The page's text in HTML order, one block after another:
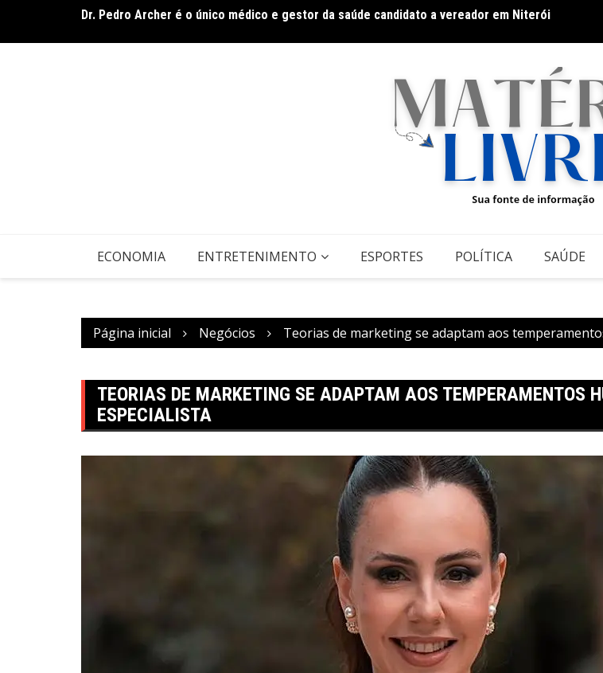
o
Dr. Pedro Archer é o único médico e gestor da saúde candidato a vereador em Niterói
ECONOMIA ENTRETENIMENTO ESPORTES POLÍTICA SAÚDE
Página inicial Negócios Teorias de marketing se adaptam aos
TEORIAS DE MARKETING SE ADAPTAM AOS TEMPERAMENTOS
ESPECIALISTA